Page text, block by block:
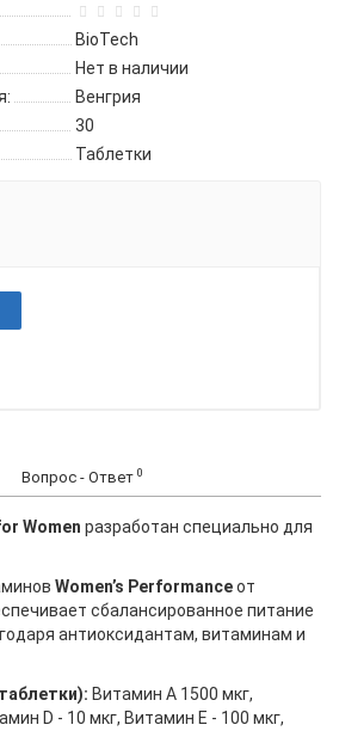
BioTech
Нет в наличии
Венгрия
30
Таблетки
Вопрос - Ответ 0
Women разработан специально для
Women’s Performanceот
сбалансированное питание
антиоксидантам, витаминам и
Витамин А 1500 мкг,
D - 10 мкг, Витамин E - 100 мкг,